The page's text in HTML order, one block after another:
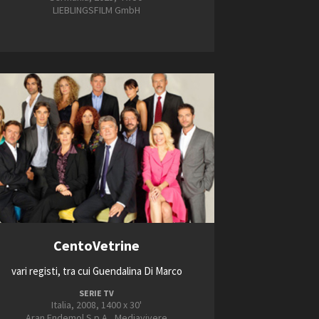
LIEBLINGSFILM GmbH
CentoVetrine
vari registi, tra cui Guendalina Di Marco
SERIE TV
Italia, 2008, 1400 x 30'